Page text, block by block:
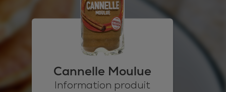
Cannelle Moulue
Information produit